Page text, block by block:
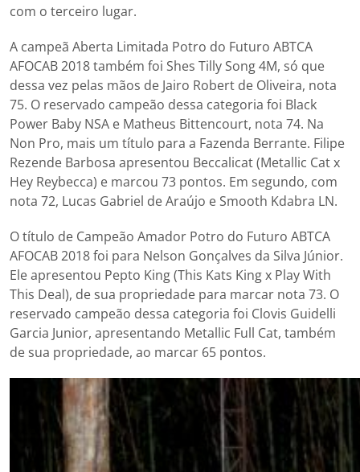
com o terceiro lugar.
A campeã Aberta Limitada Potro do Futuro ABTCA
AFOCAB 2018 também foi Shes Tilly Song 4M, só que
dessa vez pelas mãos de Jairo Robert de Oliveira, nota
75. O reservado campeão dessa categoria foi Black
Power Baby NSA e Matheus Bittencourt, nota 74. Na
Non Pro, mais um título para a Fazenda Berrante. Filipe
Rezende Barbosa apresentou Beccalicat (Metallic Cat x
Hey Reybecca) e marcou 73 pontos. Em segundo, com
nota 72, Lucas Gabriel de Araújo e Smooth Kdabra LN.
O título de Campeão Amador Potro do Futuro ABTCA
AFOCAB 2018 foi para Nelson Gonçalves da Silva Júnior.
Ele apresentou Pepto King (This Kats King x Play With
This Deal), de sua propriedade para marcar nota 73. O
reservado campeão dessa categoria foi Clovis Guidelli
Garcia Junior, apresentando Metallic Full Cat, também
de sua propriedade, ao marcar 65 pontos.